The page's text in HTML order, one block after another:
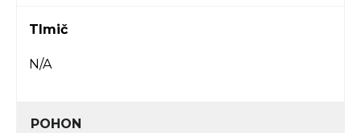
Tlmič
N/A
POHON